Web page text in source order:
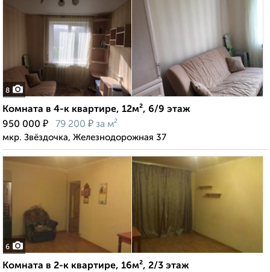
8
Комната в 4-к квартире, 12м², 6/9 этаж
950 000 ₽ 79 200 ₽ за м²
мкр. Звёздочка, Железнодорожная 37
6
Комната в 2-к квартире, 16м², 2/3 этаж